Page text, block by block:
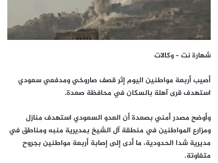
شهارة نت – وكالات
أصيب أربعة مواطنين اليوم إثر قصف صاروخي ومدفعي سعودي
استهدف قرى آهلة بالسكان في محافظة صعدة.
وأوضح مصدر أمني بصعدة أن العدو السعودي استهدف منازل
ومزارع المواطنين في منطقة آل الشيخ بمديرية منبه ومناطق في
مديرية شدا الحدودية، ما أدى إلى إصابة أربعة مواطنين بجروح
متفاوتة.